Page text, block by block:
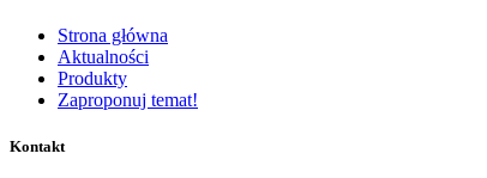
Strona główna
Aktualności
Produkty
Zaproponuj temat!
Kontakt